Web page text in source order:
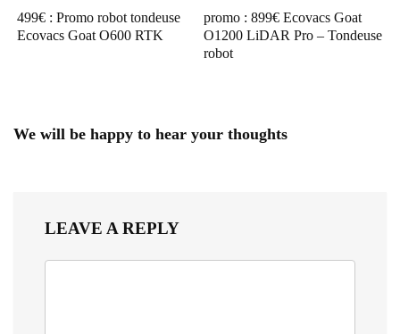
499€ : Promo robot tondeuse
Ecovacs Goat O600 RTK
promo : 899€ Ecovacs Goat
O1200 LiDAR Pro – Tondeuse
robot
We will be happy to hear your thoughts
LEAVE A REPLY